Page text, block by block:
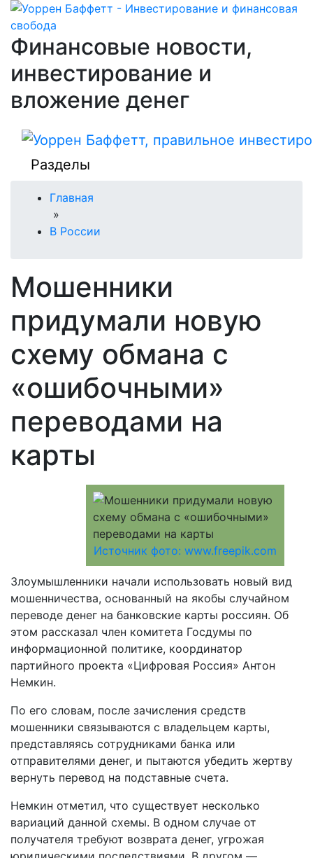
Финансовые новости,
инвестирование и
вложение денег
Разделы
Главная
»
В России
Мошенники
придумали новую
схему обмана с
«ошибочными»
переводами на
карты
Источник фото: www.freepik.com
Злоумышленники начали использовать новый вид
мошенничества, основанный на якобы случайном
переводе денег на банковские карты россиян. Об
этом рассказал член комитета Госдумы по
информационной политике, координатор
партийного проекта «Цифровая Россия» Антон
Немкин.
По его словам, после зачисления средств
мошенники связываются с владельцем карты,
представляясь сотрудниками банка или
отправителями денег, и пытаются убедить жертву
вернуть перевод на подставные счета.
Немкин отметил, что существует несколько
вариаций данной схемы. В одном случае от
получателя требуют возврата денег, угрожая